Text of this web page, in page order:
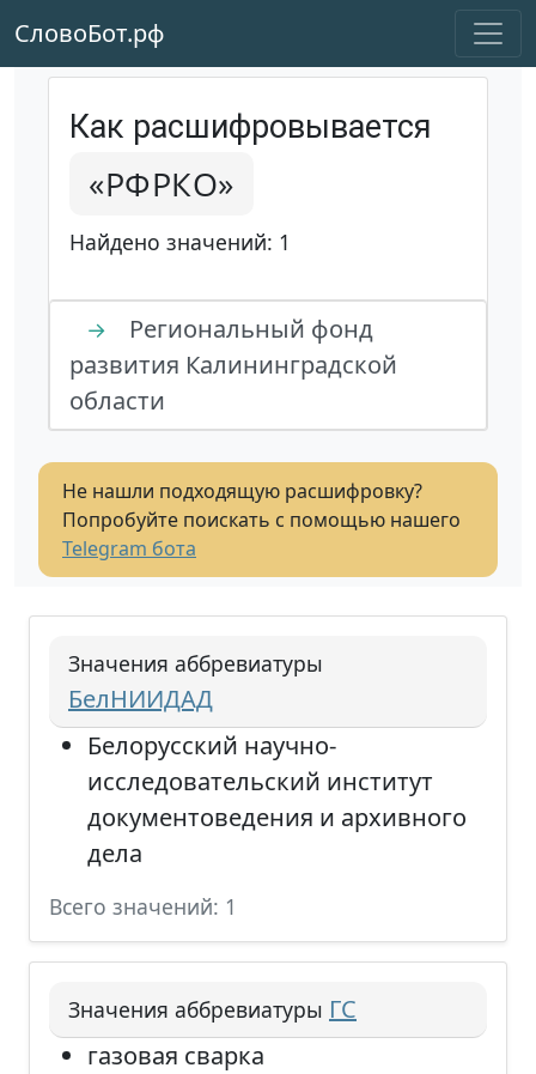
СловоБот.рф
Как расшифровывается
«РФРКО»
Найдено значений: 1
→
Региональный фонд
развития Калининградской
области
Не нашли подходящую расшифровку?
Попробуйте поискать с помощью нашего
Telegram бота
Значения аббревиатуры
БелНИИДАД
Белорусский научно-
исследовательский институт
документоведения и архивного
дела
Всего значений: 1
Значения аббревиатуры ГС
газовая сварка